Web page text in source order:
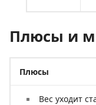
Плюсы и
Плюсы
Вес уходит